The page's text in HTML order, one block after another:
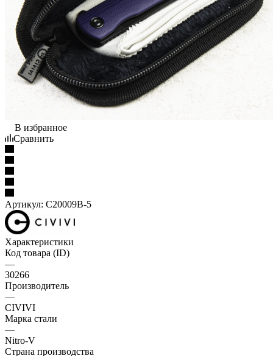
В избранное
Сравнить
Артикул: C20009B-5
Характеристики
Код товара (ID)
—
30266
Производитель
—
CIVIVI
Марка стали
—
Nitro-V
Страна производства